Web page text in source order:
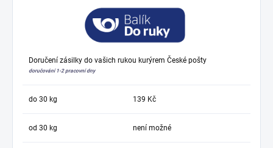
Doručení zásilky do vašich rukou kurýrem České pošty
doručování 1-2 pracovní dny
do 30 kg 139 Kč
od 30 kg není možné